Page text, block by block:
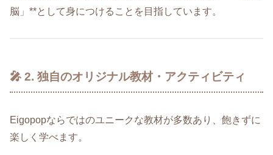
脳」**として身につけることを目指しています。
🎤 2. 独自のオリジナル教材・アクティビティ
Eigopopならではのユニークな教材が多数あり、飽きずに
楽しく学べます。